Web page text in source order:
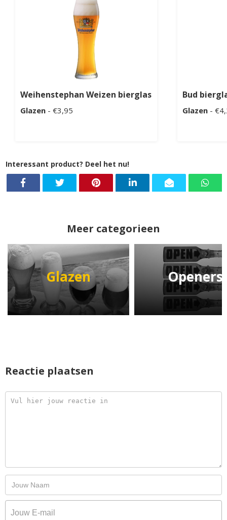
Weihenstephan Weizen bierglas
Glazen - €3,95
Bud
Glazen -
Interessant product? Deel het nu!
Meer categorieen
Glazen Openers
Reactie plaatsen